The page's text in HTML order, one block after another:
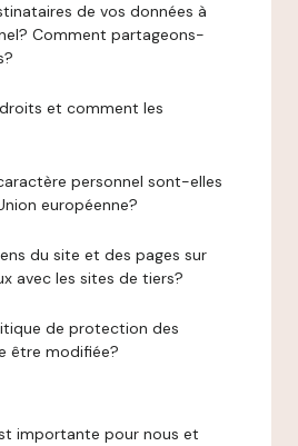
de vos données à
Comment partageons-
et comment les
personnel sont-elles
européenne?
du site et des pages sur
avec les sites de tiers?
de protection des
être modifiée?
importante pour nous et